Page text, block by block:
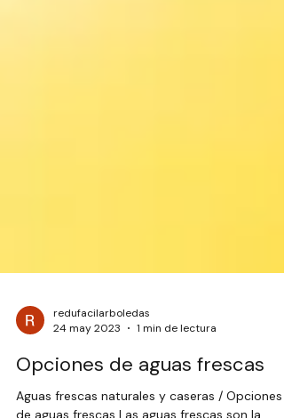
24 may 2023
1 min de lectura
Opciones de aguas frescas